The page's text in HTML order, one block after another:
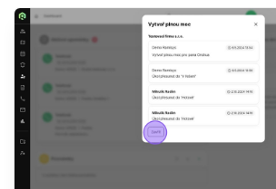
CRM zdarma na 30 dní
Založíme Vám plnou verzi CRM